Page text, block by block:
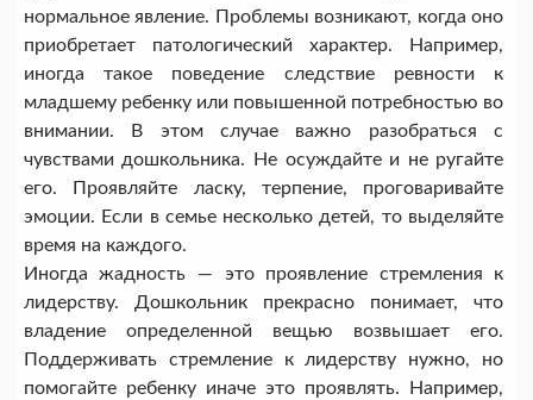
нормальное явление. Проблемы возникают, когда оно
приобретает патологический характер. Например,
иногда такое поведение следствие ревности к
младшему ребенку или повышенной потребностью во
внимании. В этом случае важно разобраться с
чувствами дошкольника. Не осуждайте и не ругайте
его. Проявляйте ласку, терпение, проговаривайте
эмоции. Если в семье несколько детей, то выделяйте
время на каждого.
Иногда жадность — это проявление стремления к
лидерству. Дошкольник прекрасно понимает, что
владение определенной вещью возвышает его.
Поддерживать стремление к лидерству нужно, но
помогайте ребенку иначе это проявлять. Например,